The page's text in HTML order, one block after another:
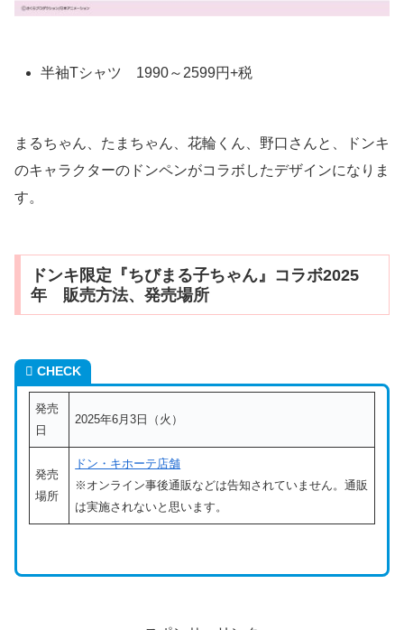
半袖Tシャツ 1990～2599円+税
まるちゃん、たまちゃん、花輪くん、野口さんと、ドンキ
のキャラクターのドンペンがコラボしたデザインになりま
す。
ドンキ限定『ちびまる子ちゃん』コラボ2025
年 販売方法、発売場所
CHECK
発売
日
2025年6月3日（火）
発売
場所
ドン・キホーテ店舗
※オンライン事後通販などは告知されていません。通販
は実施されないと思います。